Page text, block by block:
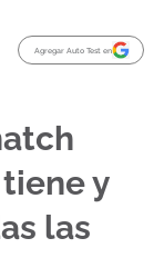
Agregar Auto Test en
y
las